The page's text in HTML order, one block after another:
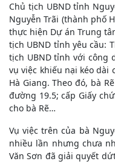
Chủ tịch UBND tỉnh
Nguyễn Trãi (thành phố
thực hiện Dự án Trung
tịch UBND tỉnh yêu cầu:
tịch UBND tỉnh với công
vụ việc khiếu nại kéo dài
Hà Giang. Theo đó, bà
đường 19.5; cấp Giấy
cho bà Rẽ…
Vụ việc trên của bà
nhiều lần nhưng chưa
Văn Sơn đã giải quyết